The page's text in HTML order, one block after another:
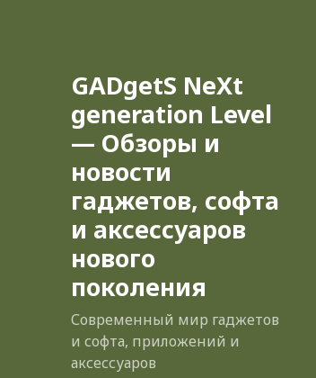
GADgetS NeXt
generation Level
— Обзоры и
новости
гаджетов, софта
и аксессуаров
нового
поколения
Современный мир гаджетов
и софта, приложений и
аксессуаров